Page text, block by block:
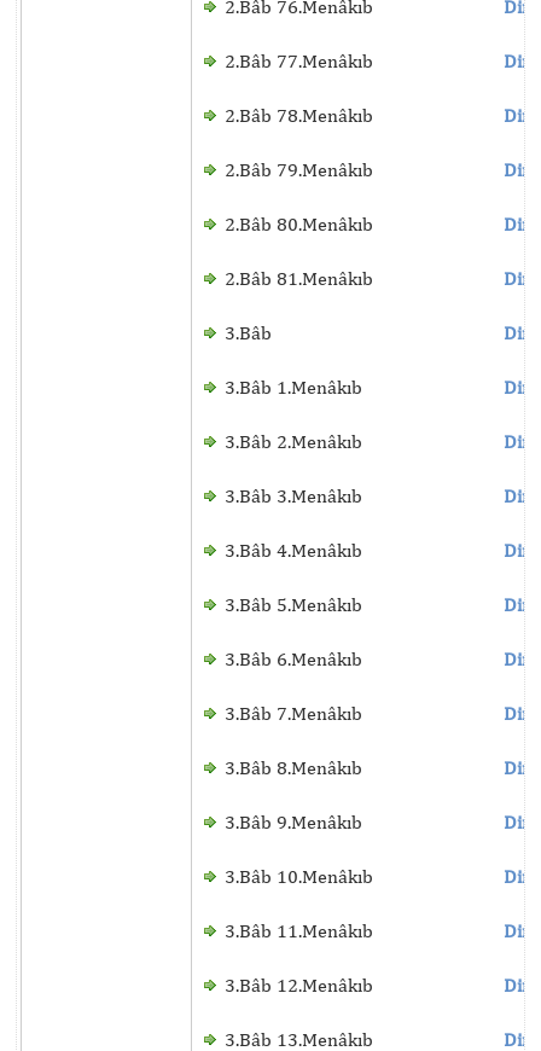
2.Bâb 76.Menâkıb
2.Bâb 77.Menâkıb
2.Bâb 78.Menâkıb
2.Bâb 79.Menâkıb
2.Bâb 80.Menâkıb
2.Bâb 81.Menâkıb
3.Bâb
3.Bâb 1.Menâkıb
3.Bâb 2.Menâkıb
3.Bâb 3.Menâkıb
3.Bâb 4.Menâkıb
3.Bâb 5.Menâkıb
3.Bâb 6.Menâkıb
3.Bâb 7.Menâkıb
3.Bâb 8.Menâkıb
3.Bâb 9.Menâkıb
3.Bâb 10.Menâkıb
3.Bâb 11.Menâkıb
3.Bâb 12.Menâkıb
3.Bâb 13.Menâkıb